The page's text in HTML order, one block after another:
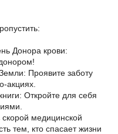
Донора крови:
Проявите заботу
акциях.
Откройте для себя
медицинской
тем, кто спасает жизни